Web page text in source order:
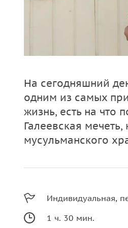
На сегодняшний
одним из самых
жизнь, есть на что
Галеевская
мусульманского
Индивидуальная,
1 ч. 30 мин.